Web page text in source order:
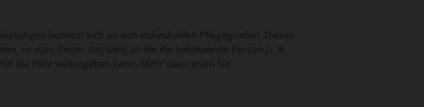
bemisst sich an den individuellen Pflegegraden. Dieses
so dass dieser das Geld an die ihn betreuende Person (z. B.
die Hilfe weitergeben kann. Mehr dazu lesen Sie